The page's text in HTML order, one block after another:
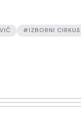
#IZBORNI CIRKUS